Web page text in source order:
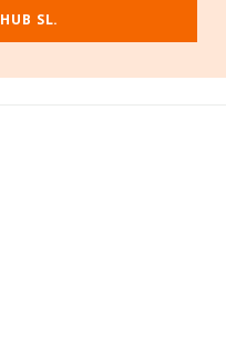
pertenecientes al sector, a
sobre Madrid, en la
SL.